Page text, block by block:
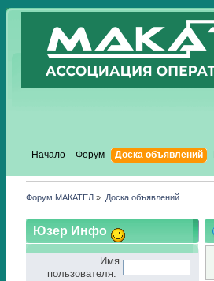
Начало Форум Доска объявлений
Форум МАКАТЕЛ » Доска объявлений
Юзер Инфо
Имя
пользователя: